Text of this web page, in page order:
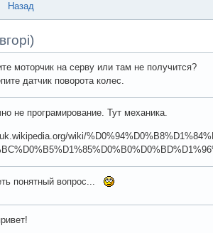
Назад
моторчик на серву или там не получится?
датчик поворота колес.
не програмирование. Тут механика.
wiki/
понятный вопрос...